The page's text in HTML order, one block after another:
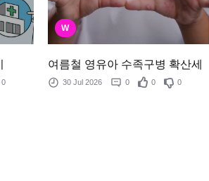
0
W
여름철 영유아 수족구병 확산세
30 Jul 2026 0 0 0